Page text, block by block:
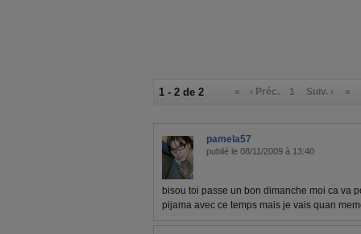
1 - 2 de 2 « ‹ Préc. 1 Suiv. › »
pamela57
publié le 08/11/2009 à 13:40
bisou toi passe un bon dimanche moi ca va
pijama avec ce temps mais je vais quan